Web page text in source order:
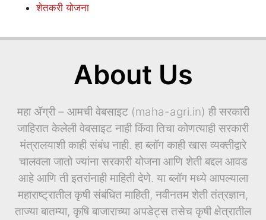
शेतकरी योजना
About Us
महा ॲग्री – आमची वेबसाइट (maha-agri.in) ही सरकारी
जाहिरात केलेली वेबसाइट नाही किंवा तिचा कोणत्याही सरकारी
मंत्रालयाशी काही संबंध नाही. हा ब्लॉग काही खास व्यक्तीद्वारे
चालवला जातो ज्यांना सरकारी योजना आणि शेती बद्दल आवड
आहे आणि ती इतरांनाही माहिती देणे. या ब्लॉग मध्ये आपल्याला
महाराष्ट्रातील कृषी संबंधित माहिती, नवीनतम शेती तंत्रज्ञान,
ताज्या बातम्या, कृषि बाजाराच्या अपडेट्स तसेच कृषी क्षेत्रातील